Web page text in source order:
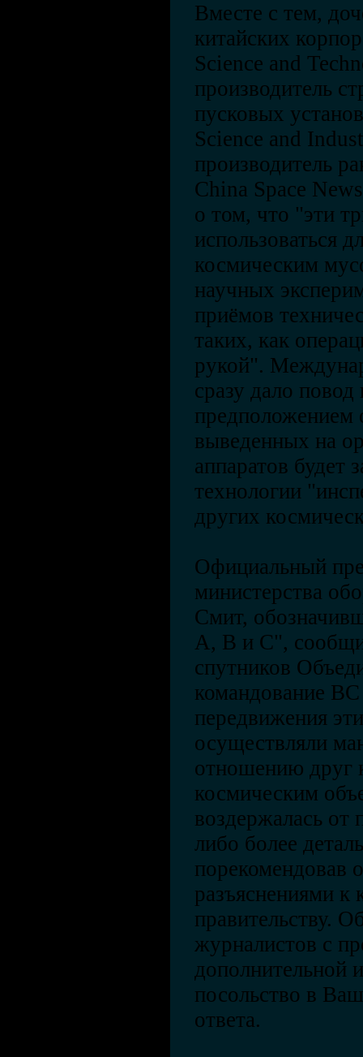
Вместе с тем,
китайских
Science and
производитель
пусковых
Science and
производитель
China Space
о том, что "эти
использоваться
космическим
научных
приёмов
таких, как
рукой".
сразу дало повод
предположением
выведенных на
аппаратов будет
технологии
других
Официальный
министерства
Смит,
А, В и С",
спутников
командование
передвижения
осуществляли
отношению друг
космическим
воздержалась от
либо более
порекомендовав
разъяснениями к
правительству.
журналистов с
дополнительной
посольство в
ответа.